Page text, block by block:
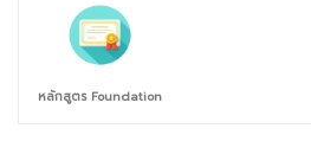
หลักสูตร Foundation